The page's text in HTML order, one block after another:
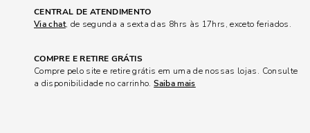
CENTRAL DE ATENDIMENTO
Via chat, de segunda a sexta das 8hrs às 17hrs, exceto feriados.
COMPRE E RETIRE GRÁTIS
Compre pelo site e retire grátis em uma de nossas lojas. Consulte
a disponibilidade no carrinho.Saiba mais